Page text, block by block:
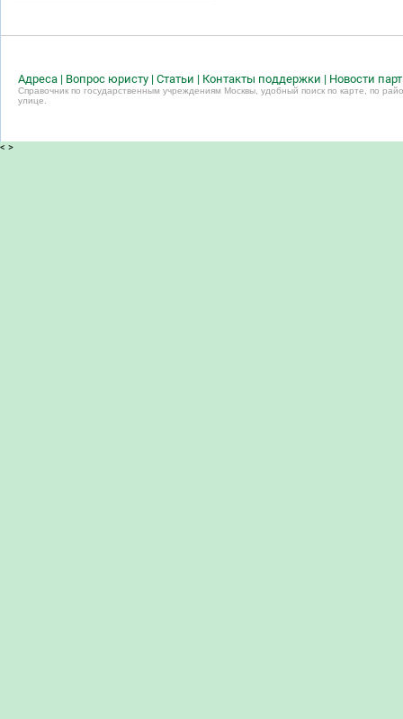
Адреса | Вопрос юристу | Статьи | Контакты поддержки | Новости
Справочник по государственным учреждениям Москвы, удобный поиск по карте, по
улице.
< >